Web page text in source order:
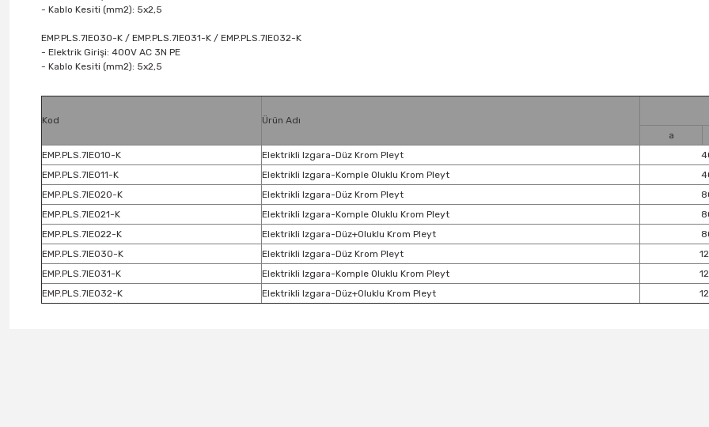
- Kablo Kesiti (mm2): 5x2,5
EMP.PLS.7IE030-K / EMP.PLS.7IE031-K / EMP.PLS.7IE032-K
- Elektrik Girişi: 400V AC 3N PE
- Kablo Kesiti (mm2): 5x2,5
Kod Ürün Adı
a
EMP.PLS.7IE010-K
Elektrikli Izgara-Düz Krom Pleyt
EMP.PLS.7IE011-K
Elektrikli Izgara-Komple Oluklu Krom Pleyt
EMP.PLS.7IE020-K
Elektrikli Izgara-Düz Krom Pleyt
EMP.PLS.7IE021-K
Elektrikli Izgara-Komple Oluklu Krom Pleyt
EMP.PLS.7IE022-K
Elektrikli Izgara-Düz+Oluklu Krom Pleyt
EMP.PLS.7IE030-K
Elektrikli Izgara-Düz Krom Pleyt
EMP.PLS.7IE031-K
Elektrikli Izgara-Komple Oluklu Krom Pleyt
EMP.PLS.7IE032-K
Elektrikli Izgara-Düz+Oluklu Krom Pleyt